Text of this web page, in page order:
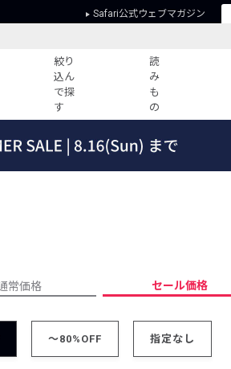
Safari公式ウェブマガジン
絞り
込ん
で探
す
読
み
も
の
ング
デ
プライバシーポリシー
常価格 セール価格
～80%OFF 指定なし